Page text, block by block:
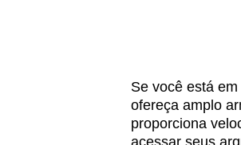
Se você está
ofereça amplo
proporciona
acessar seus